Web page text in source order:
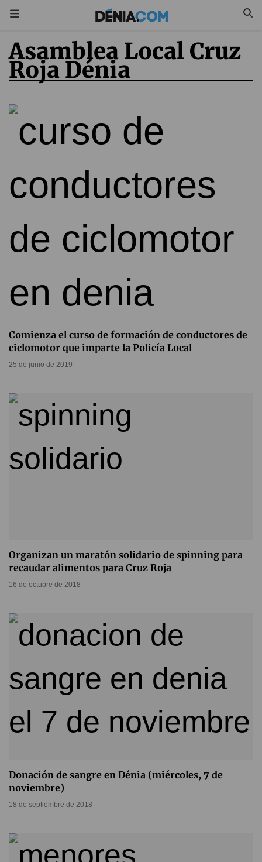
Asamblea Local Cruz
Roja Dénia
Comienza el curso de formación de conductores de
ciclomotor que imparte la Policía Local
25 de junio de 2019
Organizan un maratón solidario de spinning para
recaudar alimentos para Cruz Roja
16 de octubre de 2018
Donación de sangre en Dénia (miércoles, 7 de
noviembre)
18 de septiembre de 2018